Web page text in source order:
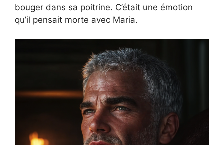
bouger dans sa poitrine. C’était une émotion
qu’il pensait morte avec Maria.